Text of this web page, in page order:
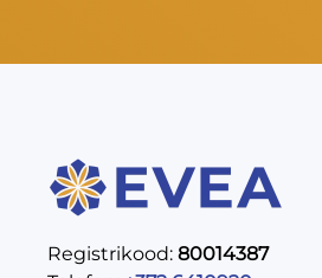
Registrikood: 80014387